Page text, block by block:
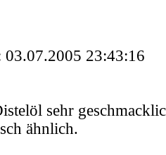
03.07.2005 23:43:16
sehr
ähnlich.